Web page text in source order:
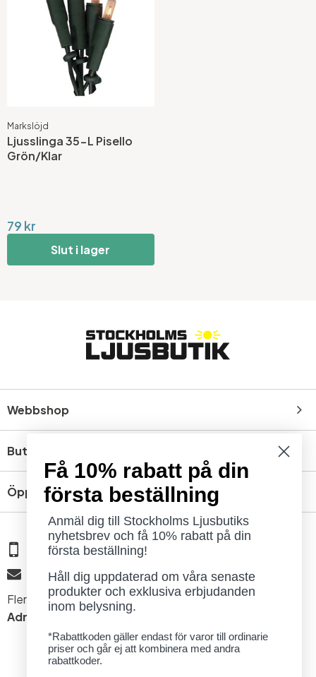
Markslöjd
Ljusslinga 35-L Pisello
Grön/Klar
79 kr
Slut i lager
Webbshop
Butik
Öppettider
08 - 654 29 00
info@ljusbutik.se
Fler kontaktuppgifter »
Adress:
Kungsholmsgatan 6, 112 27 Stockholm
Få 10% rabatt på din
första beställning
Anmäl dig till Stockholms Ljusbutiks
nyhetsbrev och få 10% rabatt på din
första beställning!
Håll dig uppdaterad om våra senaste
produkter och exklusiva erbjudanden
inom belysning.
*Rabattkoden gäller endast för varor till ordinarie
priser och går ej att kombinera med andra
rabattkoder.